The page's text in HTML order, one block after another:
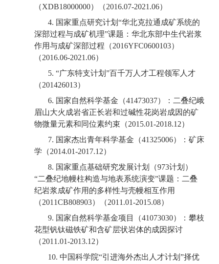
（XDB18000000）（2016.07-2021.06）
4. 国家重点研究计划 “华北克拉通成矿系统的
深部过程与成矿机理”课题：华北东部中生代岩浆
作用与成矿深部过程（2016YFC0600103）
（2016.06-2021.06）
5. “广东特支计划 ”百千万人才工程领军人才
（201426013）
6. 国家自然科学基金（41473037）：二叠纪峨
眉山大火成岩省正长岩和过碱性花岗岩成因的矿
物微量元素和同位素约束（2015.01-2018.12）
7. 国家杰出青年科学基金（41325006）：矿床
学（2014.01-2017.12）
8. 国家重点基础研究发展计划（973计划）
“二叠纪地幔柱构造与地表系统演变”课题：二叠
纪岩浆成矿作用的多样性与壳幔相互作用
（2011CB808903）（2011.01-2015.08）
9. 国家自然科学基金项目（41073030）：攀枝
花型钒钛磁铁矿和含矿层状岩体的成因探讨
（2011.01-2013.12）
10. 中国科学院“引进海外杰出人才计划 ”择优